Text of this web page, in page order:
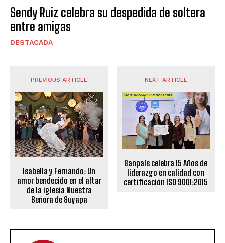
Sendy Ruiz celebra su despedida de soltera
entre amigas
DESTACADA
PREVIOUS ARTICLE
Isabella y Fernando: Un
amor bendecido en el altar
de la iglesia Nuestra
Señora de Suyapa
NEXT ARTICLE
Banpaís celebra 15 Años de
liderazgo en calidad con
certificación ISO 9001:2015